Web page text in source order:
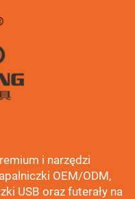
i narzędzi
OEM/ODM,
USB oraz futerały na